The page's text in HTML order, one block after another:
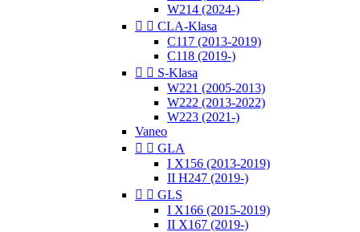
W214 (2024-)
  CLA-Klasa
C117 (2013-2019)
C118 (2019-)
  S-Klasa
W221 (2005-2013)
W222 (2013-2022)
W223 (2021-)
Vaneo
  GLA
I X156 (2013-2019)
II H247 (2019-)
  GLS
I X166 (2015-2019)
II X167 (2019-)